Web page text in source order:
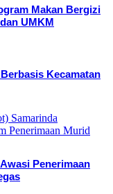
Makan Bergizi
UMKM
Kecamatan
Penerimaan